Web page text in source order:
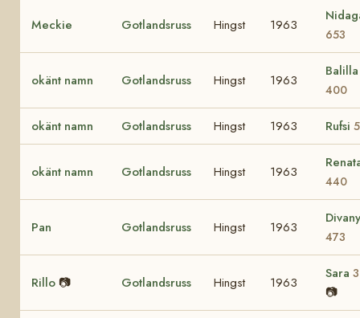
Meckie Gotlandsruss Hingst 1963
653
okänt namn Gotlandsruss Hingst 1963
400
okänt namn Gotlandsruss Hingst 1963 Rufsi
okänt namn Gotlandsruss Hingst 1963
440
Pan Gotlandsruss Hingst 1963
Divany
473
Rillo 📷 Gotlandsruss Hingst 1963
Sara
📷